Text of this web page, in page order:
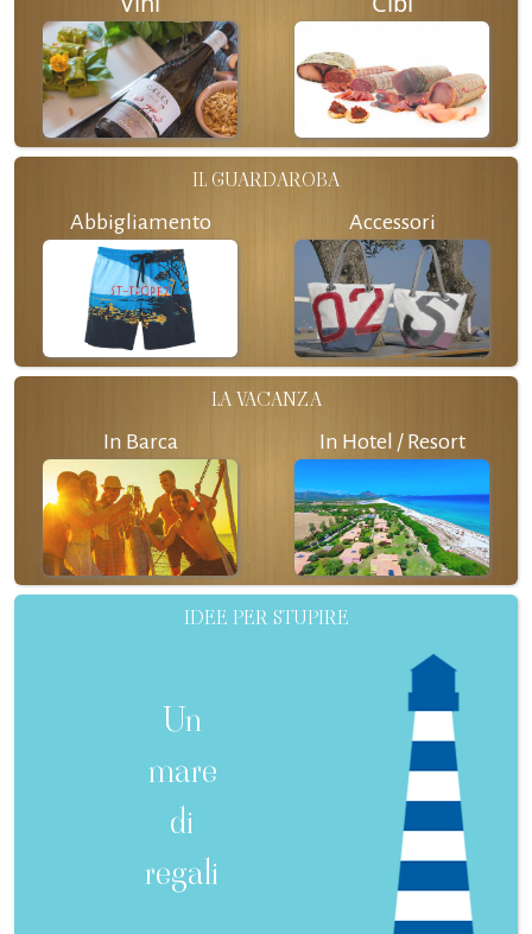
IL GUARDAROBA
Abbigliamento Accessori
LA VACANZA
In Barca In Hotel / Resort
IDEE PER STUPIRE
Un
mare
di
regali